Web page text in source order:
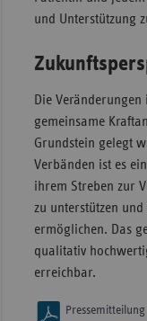
und Unterstützung
Die
gemeinsame
Grundstein gelegt
Verbänden ist es
ihrem Streben zur
zu unterstützen
ermöglichen. Das
qualitativ
erreichbar.